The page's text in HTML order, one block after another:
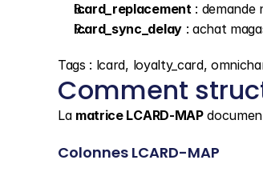
lcard_replacement : demande
lcard_sync_delay : achat
Tags : lcard, loyalty_card,
Comment
La matrice LCARD-MAP
Colonnes LCARD-MAP